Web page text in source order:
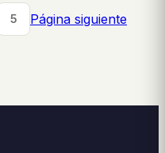
5 Página siguiente